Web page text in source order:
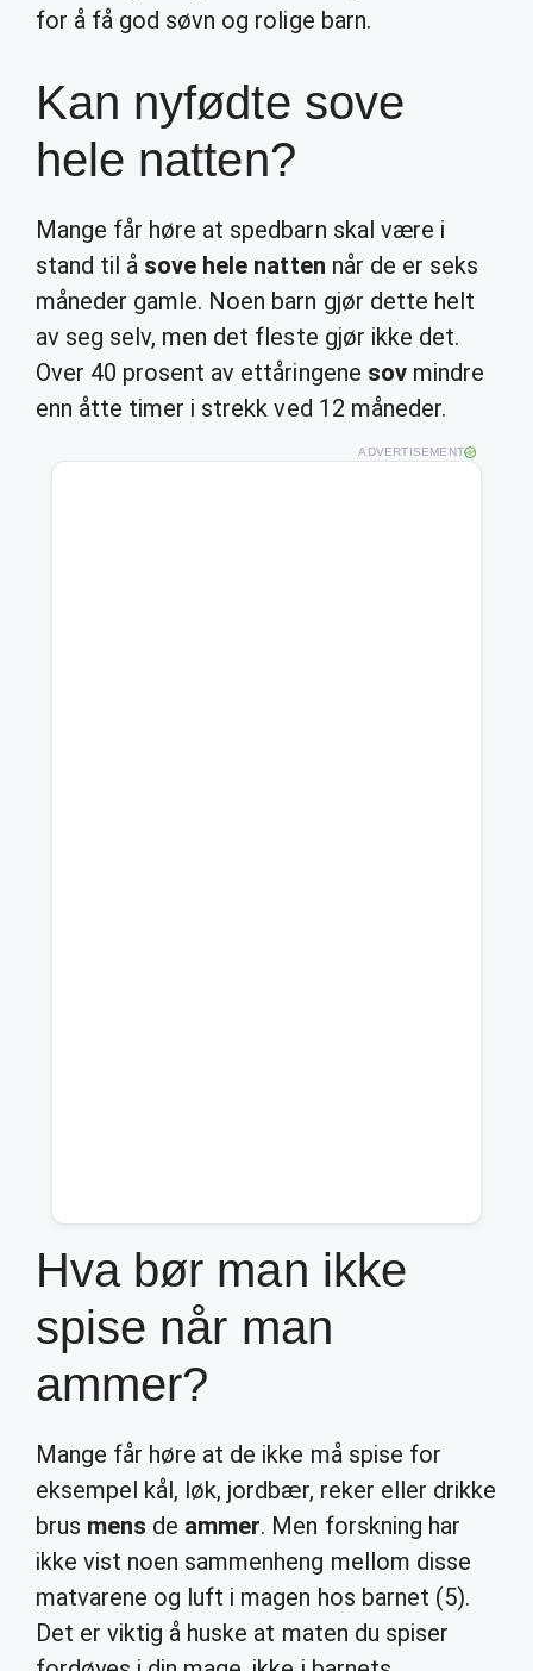
for å få god søvn og rolige barn.
Kan nyfødte sove
hele natten?
Mange får høre at spedbarn skal være i
stand til å sove hele natten når de er seks
måneder gamle. Noen barn gjør dette helt
av seg selv, men det fleste gjør ikke det.
Over 40 prosent av ettåringene sovmindre
enn åtte timer i strekk ved 12 måneder.
ADVERTISEMENT
Hva bør man ikke
spise når man
ammer?
Mange får høre at de ikke må spise for
eksempel kål, løk, jordbær, reker eller drikke
brus mens de ammer. Men forskning har
ikke vist noen sammenheng mellom disse
matvarene og luft i magen hos barnet (5).
Det er viktig å huske at maten du spiser